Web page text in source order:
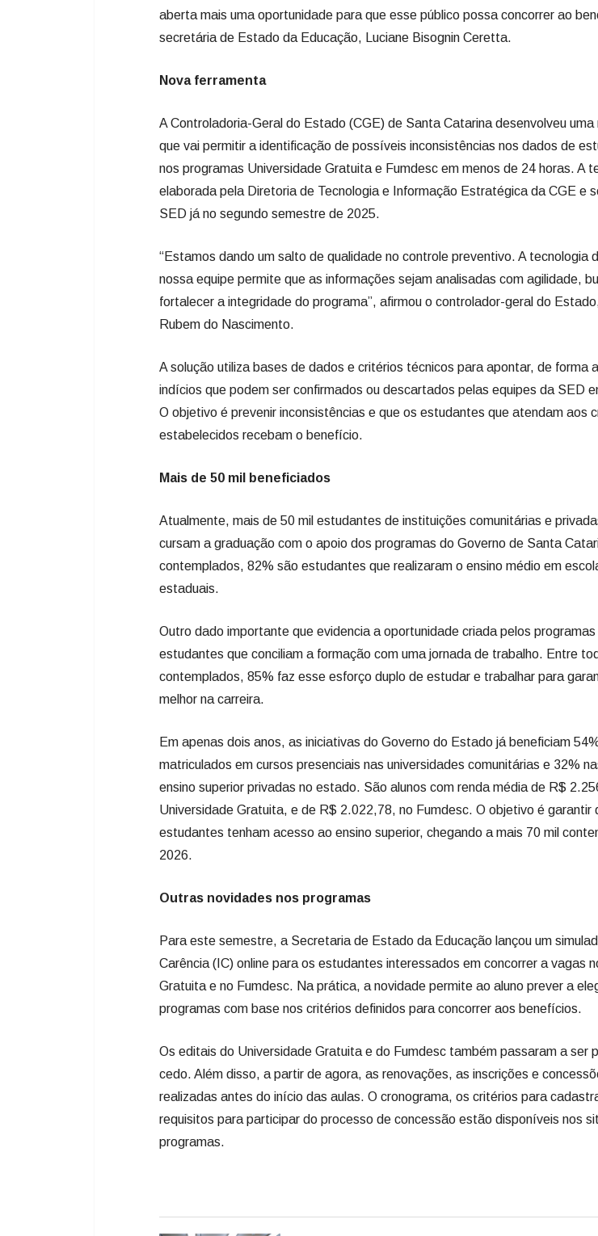
aberta mais uma oportunidade para que esse público possa concorrer ao
secretária de Estado da Educação, Luciane Bisognin Ceretta.
Nova ferramenta
A Controladoria-Geral do Estado (CGE) de Santa Catarina desenvolveu
que vai permitir a identificação de possíveis inconsistências nos dados de
nos programas Universidade Gratuita e Fumdesc em menos de 24 horas. A
elaborada pela Diretoria de Tecnologia e Informação Estratégica da CGE e
SED já no segundo semestre de 2025.
“Estamos dando um salto de qualidade no controle preventivo. A tecnologia
nossa equipe permite que as informações sejam analisadas com agilidade,
fortalecer a integridade do programa”, afirmou o controlador-geral do
Rubem do Nascimento.
A solução utiliza bases de dados e critérios técnicos para apontar, de forma
indícios que podem ser confirmados ou descartados pelas equipes da SED
O objetivo é prevenir inconsistências e que os estudantes que atendam aos
estabelecidos recebam o benefício.
Mais de 50 mil beneficiados
Atualmente, mais de 50 mil estudantes de instituições comunitárias e
cursam a graduação com o apoio dos programas do Governo de Santa
contemplados, 82% são estudantes que realizaram o ensino médio em
estaduais.
Outro dado importante que evidencia a oportunidade criada pelos
estudantes que conciliam a formação com uma jornada de trabalho. Entre
contemplados, 85% faz esse esforço duplo de estudar e trabalhar para
melhor na carreira.
Em apenas dois anos, as iniciativas do Governo do Estado já beneficiam
matriculados em cursos presenciais nas universidades comunitárias e 32%
ensino superior privadas no estado. São alunos com renda média de R$
Universidade Gratuita, e de R$ 2.022,78, no Fumdesc. O objetivo é garantir
estudantes tenham acesso ao ensino superior, chegando a mais 70 mil
2026.
Outras novidades nos programas
Para este semestre, a Secretaria de Estado da Educação lançou um
Carência (IC) online para os estudantes interessados em concorrer a vagas
Gratuita e no Fumdesc. Na prática, a novidade permite ao aluno prever a
programas com base nos critérios definidos para concorrer aos benefícios.
Os editais do Universidade Gratuita e do Fumdesc também passaram a ser
cedo. Além disso, a partir de agora, as renovações, as inscrições e
realizadas antes do início das aulas. O cronograma, os critérios para
requisitos para participar do processo de concessão estão disponíveis nos
programas.